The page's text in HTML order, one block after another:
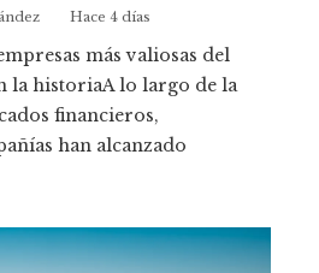
Hace 4 días
más valiosas del
la historiaA lo largo de la
financieros,
han alcanzado